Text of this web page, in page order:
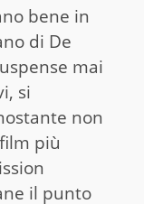
bene in
di De
mai
si
non
più
il punto